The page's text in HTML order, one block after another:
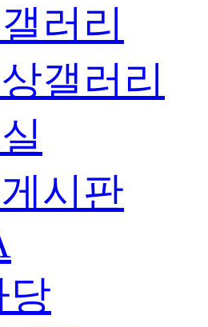
러리
갤러리
시판
당